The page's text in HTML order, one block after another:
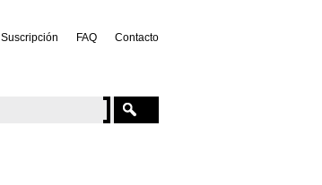
Suscripción FAQ Contacto